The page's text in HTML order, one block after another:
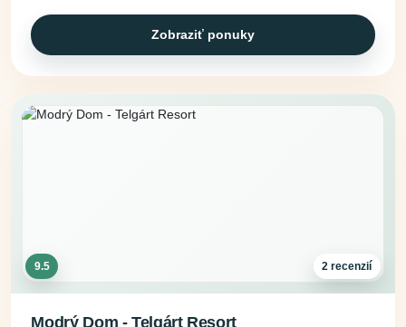
Zobraziť ponuky
9.5 2 recenzií
Modrý Dom - Telgárt Resort